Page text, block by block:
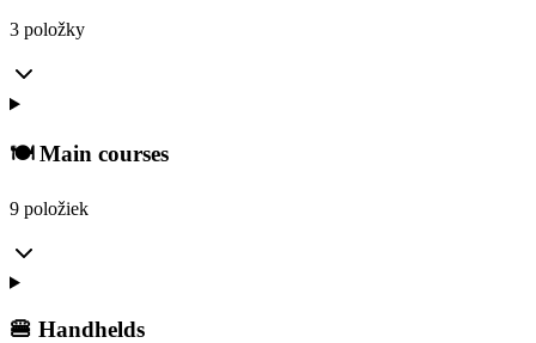
3 položky
🍽️ Main courses
9 položiek
🍔 Handhelds